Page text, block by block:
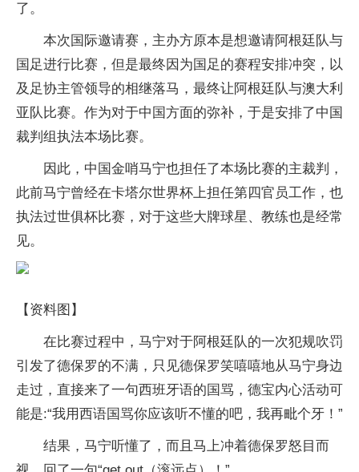
了。
本次国际邀请赛，主办方原本是想邀请阿根廷队与
国足进行比赛，但是最终因为国足的赛程安排冲突，以
及足协主管领导的相继落马，最终让阿根廷队与澳大利
亚队比赛。作为对于中国方面的弥补，于是安排了中国
裁判组执法本场比赛。
因此，中国金哨马宁也担任了本场比赛的主裁判，
此前马宁曾经在卡塔尔世界杯上担任第四官员工作，也
执法过世俱杯比赛，对于这些大牌球星、教练也是经常
见。
【资料图】
在比赛过程中，马宁对于阿根廷队的一次犯规吹罚
引发了德保罗的不满，只见德保罗笑嘻嘻地从马宁身边
走过，直接来了一句西班牙语的国骂，德宝内心活动可
能是:“我用西语国骂你应该听不懂的吧，我再毗个牙！”
结果，马宁听懂了，而且马上冲着德保罗怒目而